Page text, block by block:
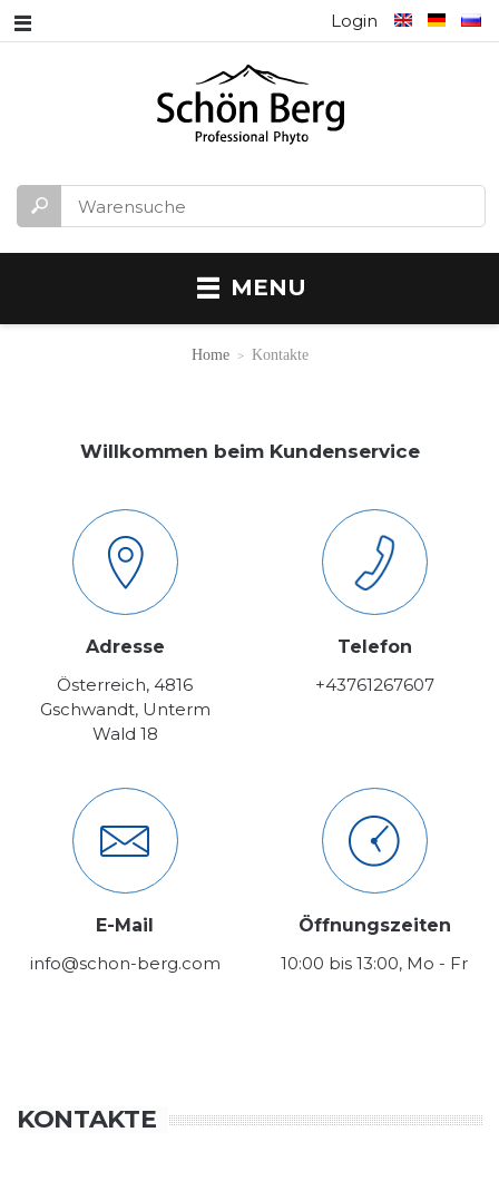
Login
MENU
Home Kontakte
Willkommen beim Kundenservice
Adresse
Österreich, 4816
Gschwandt, Unterm
Wald 18
Telefon
+43761267607
E-Mail
info@schon-berg.com
Öffnungszeiten
10:00 bis 13:00, Mo - Fr
KONTAKTE